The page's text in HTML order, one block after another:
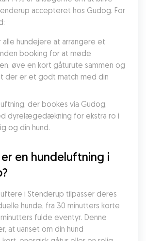
accepteret hos Gudog. For
alle hundejere at arrangere et
booking for at møde
øve en kort gåturute sammen og
der er et godt match med din
der bookes via Gudog,
dyrelægedækning for ekstra ro i
og din hund.
en hundeluftning i
i Stenderup tilpasser deres
hunde, fra 30 minutters korte
fulde eventyr. Denne
at uanset om din hund